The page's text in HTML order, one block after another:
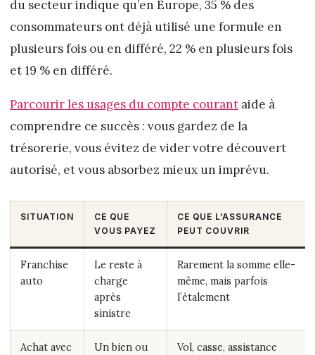
du secteur indique qu’en Europe, 35 % des
consommateurs ont déjà utilisé une formule en
plusieurs fois ou en différé, 22 % en plusieurs fois
et 19 % en différé.
Parcourir les usages du compte courant aide à
comprendre ce succès : vous gardez de la
trésorerie, vous évitez de vider votre découvert
autorisé, et vous absorbez mieux un imprévu.
SITUATION
CE QUE
VOUS PAYEZ
CE QUE L’ASSURANCE
PEUT COUVRIR
Franchise
auto
Le reste à
charge
après
sinistre
Rarement la somme elle-
même, mais parfois
l’étalement
Achat avec
Un bien ou
Vol, casse, assistance